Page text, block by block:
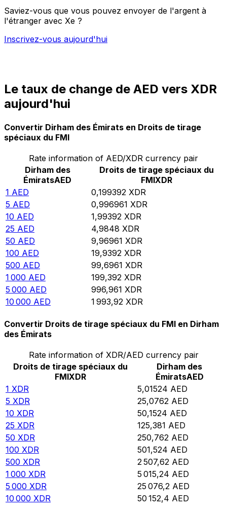
Saviez-vous que vous pouvez envoyer de l'argent à
l'étranger avec Xe ?
Inscrivez-vous aujourd'hui
Le taux de change de AED vers XDR
aujourd'hui
Convertir Dirham des Émirats en Droits de tirage
spéciaux du FMI
Rate information of AED/XDR currency pair
Dirham des
ÉmiratsAED
Droits de tirage spéciaux du
FMIXDR
1 AED 0,199392 XDR
5 AED 0,996961 XDR
10 AED 1,99392 XDR
25 AED 4,9848 XDR
50 AED 9,96961 XDR
100 AED 19,9392 XDR
500 AED 99,6961 XDR
1 000 AED 199,392 XDR
5 000 AED 996,961 XDR
10 000 AED 1 993,92 XDR
Convertir Droits de tirage spéciaux du FMI en Dirham
des Émirats
Rate information of XDR/AED currency pair
Droits de tirage spéciaux du
FMIXDR
Dirham des
ÉmiratsAED
1 XDR 5,01524 AED
5 XDR 25,0762 AED
10 XDR 50,1524 AED
25 XDR 125,381 AED
50 XDR 250,762 AED
100 XDR 501,524 AED
500 XDR 2 507,62 AED
1 000 XDR 5 015,24 AED
5 000 XDR 25 076,2 AED
10 000 XDR 50 152,4 AED